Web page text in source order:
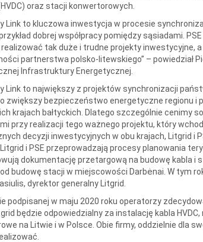
oraz stacji konwertorowych.
Link to kluczowa inwestycja w procesie
dobrej współpracy pomiędzy sąsiadami.
tak duże i trudne projekty inwestycyjne,
partnerstwa polsko-litewskiego” – powiedział
Infrastruktury Energetycznej.
Link to największy z projektów synchronizacji
zwiększy bezpieczeństwo energetyczne regionu i
krajach bałtyckich. Dlatego szczególnie cenimy
przy realizacji tego ważnego projektu, który
decyzji inwestycyjnych w obu krajach, Litgrid i
i PSE przeprowadzają procesy planowania
dokumentację przetargową na budowę kabla i
budowę stacji w miejscowości Darbėnai. W tym
dyrektor generalny Litgrid.
podpisanej w maju 2020 roku operatorzy
będzie odpowiedzialny za instalację kabla
na Litwie i w Polsce. Obie firmy, oddzielnie dla